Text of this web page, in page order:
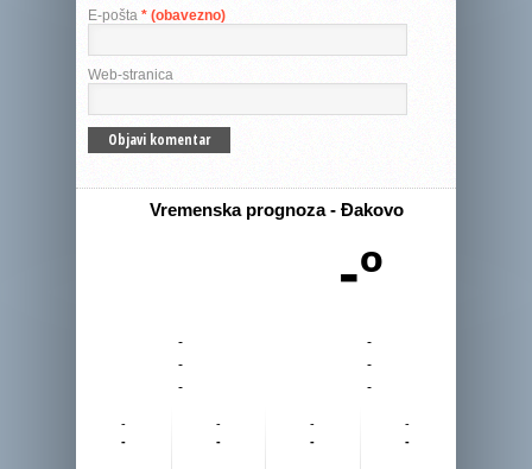
E-pošta * (obavezno)
Web-stranica
Vremenska prognoza - Đakovo
-º
-
-
-
-
-
-
-
-
-
-
-
-
-
-